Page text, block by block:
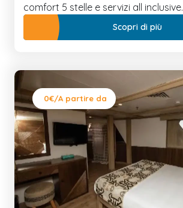
comfort 5 stelle e servizi all inclusive.
Scopri di più
0€/A partire da